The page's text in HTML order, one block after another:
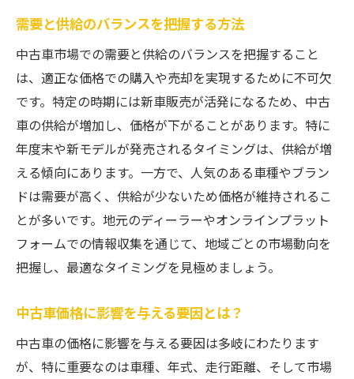
セール時期を狙った購入戦略
需給バランスに応じた価格交渉のポイント
オフシーズンを利用した賢い買い替え
季節特有の車種人気と価格への影響
スムーズな中古車買い替えのための手続き準備
とは
必要な書類を事前に揃える方法
下取りと買取の違いと選び方
手続きでトラブルを避けるためのポイント
ローンや保険の見直し方
中古車買い替えを成功させるためのポイントと
注意点
需要と供給のバランスを把握する方法
中古車市場での需要と供給のバランスを把握すること
は、適正な価格での購入や売却を実現するために不可欠
です。特定の時期には新車販売が活発になるため、中古
車の供給が増加し、価格が下がることがあります。特に
年度末や新モデルが発売されるタイミングは、供給が増
える傾向にあります。一方で、人気のある車種やブラン
ドは需要が高く、供給が少ないため価格が維持されるこ
とが多いです。地元のディーラーやオンラインプラット
フォームでの情報収集を通じて、地域ごとの市場動向を
把握し、最適なタイミングを見極めましょう。
中古車価格に影響を与える要因とは？
中古車の価格に影響を与える要因は多岐にわたります
が、特に重要なのは車種、年式、走行距離、そして市場